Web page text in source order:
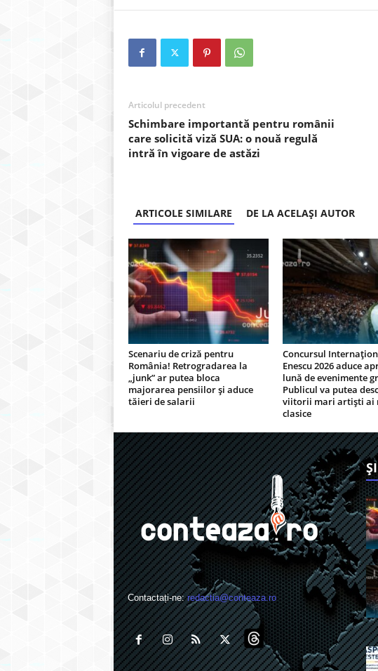
Articolul precedent
Schimbare importantă pentru românii
care solicită viză SUA: o nouă regulă
intră în vigoare de astăzi
ARTICOLE SIMILARE DE LA ACELAȘI AUTOR
Scenariu de criză pentru
România! Retrogradarea la
„junk” ar putea bloca
majorarea pensiilor și aduce
tăieri de salarii
Concursul
Enescu 2026 aduce
lună de evenimente
Publicul va putea
viitorii mari artiști ai
clasice
Contactați-ne:redactia@conteaza.ro